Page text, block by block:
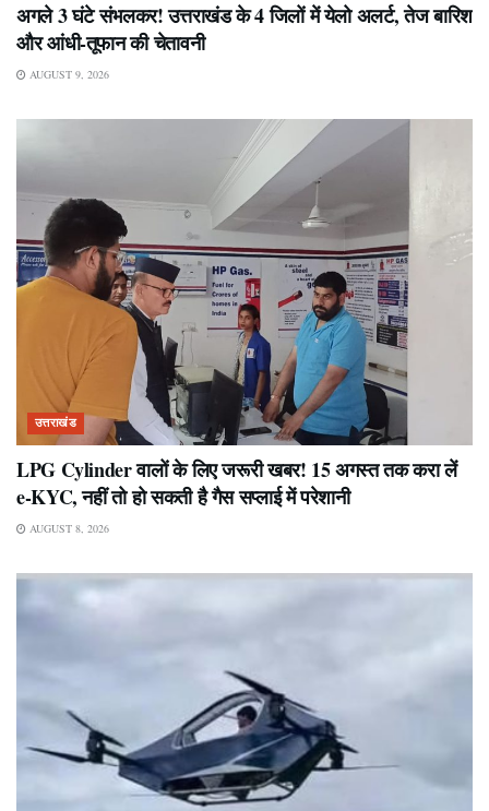
अगले 3 घंटे संभलकर! उत्तराखंड के 4 जिलों में येलो अलर्ट, तेज बारिश
और आंधी-तूफान की चेतावनी
AUGUST 9, 2026
उत्तराखंड
LPG Cylinder वालों के लिए जरूरी खबर! 15 अगस्त तक करा लें
e-KYC, नहीं तो हो सकती है गैस सप्लाई में परेशानी
AUGUST 8, 2026